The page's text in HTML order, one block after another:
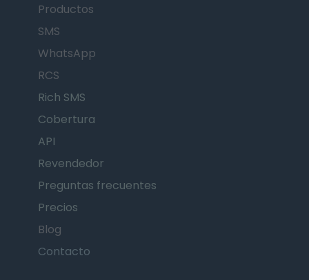
Productos
SMS
WhatsApp
RCS
Rich SMS
Cobertura
API
Revendedor
Preguntas frecuentes
Precios
Blog
Contacto